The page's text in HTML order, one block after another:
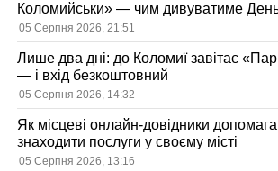
Коломийськи» — чим дивуватиме День
05 Серпня 2026, 21:51
Лише два дні: до Коломиї завітає
— і вхід безкоштовний
05 Серпня 2026, 14:32
Як місцеві онлайн-довідники
знаходити послуги у своєму місті
05 Серпня 2026, 13:16